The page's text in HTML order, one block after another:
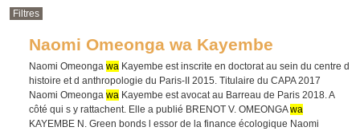
Filtres
Naomi Omeonga wa Kayembe
Naomi Omeonga wa Kayembe est inscrite en doctorat au sein du centre d
histoire et d anthropologie du Paris-II 2015. Titulaire du CAPA 2017
Naomi Omeonga wa Kayembe est avocat au Barreau de Paris 2018. A
côté qui s y rattachent. Elle a publié BRENOT V. OMEONGAwa
KAYEMBE N. Green bonds l essor de la finance écologique Naomi